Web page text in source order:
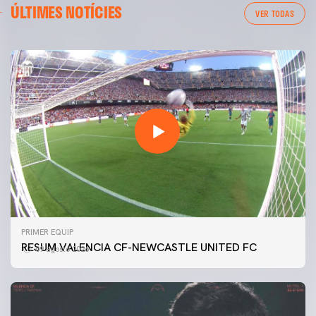
ÚLTIMES NOTÍCIES VER TODAS
PRIMER EQUIP
RESUM VALENCIA CF-NEWCASTLE UNITED FC
09 agosto 2026